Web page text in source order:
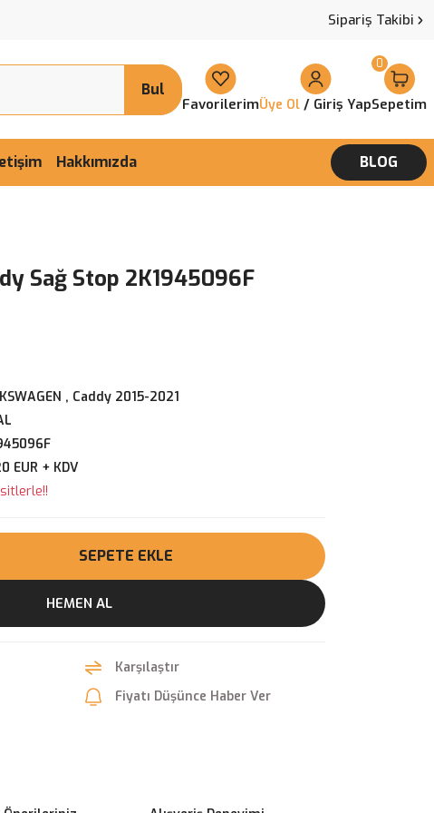
Sipariş Takibi
Bul
FavorilerimÜye Ol / Giriş YapSepetim
0
Hakkımızda BLOG
Sağ Stop 2K1945096F
, Caddy 2015-2021
EUR + KDV
SEPETE EKLE
HEMEN AL
Karşılaştır
Fiyatı Düşünce Haber Ver